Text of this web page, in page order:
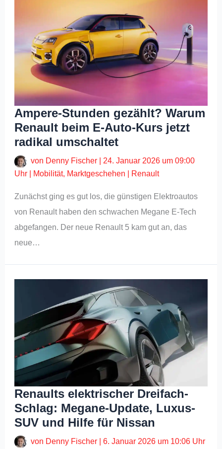
Ampere-Stunden gezählt? Warum
Renault beim E-Auto-Kurs jetzt
radikal umschaltet
von Denny Fischer
24. Januar 2026 um 09:00
Uhr
Mobilität, Marktgeschehen Renault
Zunächst ging es gut los, die günstigen Elektroautos
von Renault haben den schwachen Megane E-Tech
abgefangen. Der neue Renault 5 kam gut an, das
neue…
Renaults elektrischer Dreifach-
Schlag: Megane-Update, Luxus-
SUV und Hilfe für Nissan
von Denny Fischer |6. Januar 2026 um 10:06 Uhr